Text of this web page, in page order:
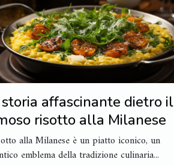
affascinante dietro il
risotto alla Milanese
alla Milanese è un piatto iconico, un
emblema della tradizione culinaria...